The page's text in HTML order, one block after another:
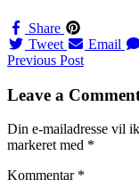
Share
Tweet
Email
Navigation
til
Previous Post
Leave a
Din e-mailadresse vil
markeret med *
Kommentar *